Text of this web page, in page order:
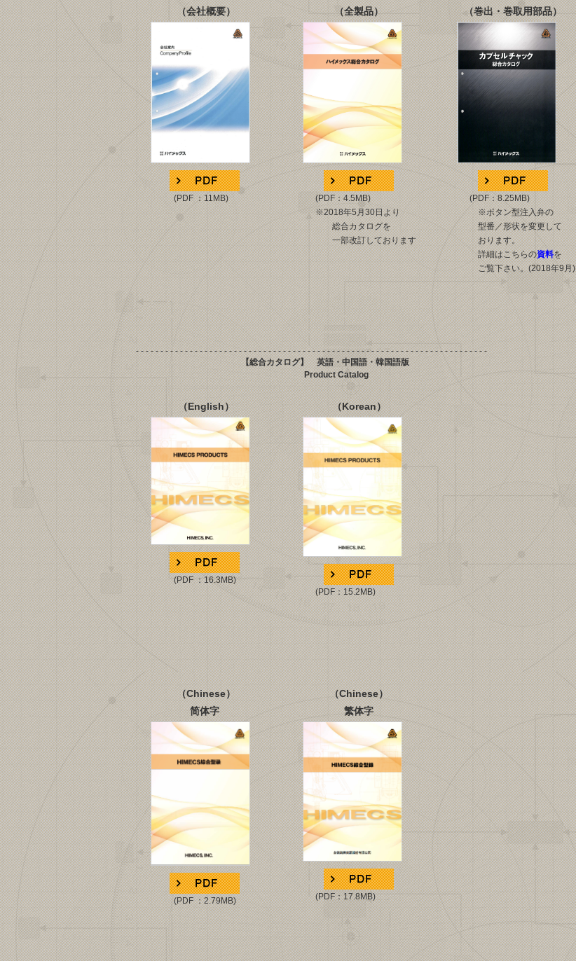
（会社概要）
(PDF ：11MB)
（全製品）
(PDF：4.5MB)
※2018年5月30日より
総合カタログを
一部改訂しております
（巻出・巻取用部品）
(PDF：8.25MB)
※ボタン型注入弁の
型番／形状を変更して
おります。
詳細はこちらの資料を
ご覧下さい。(2018年9月)
- - - - - -- - - - - -- - - - - -- - - - - -- - - - - -- - - - - -- - - - - -- - - - - -- - - - - -- - - - - -- - - - - - -- - - - -
【総合カタログ】 英語・中国語・韓国語版
Product Catalog
（English）
(PDF ：16.3MB)
（Korean）
(PDF：15.2MB)
（Chinese）
简体字
(PDF ：2.79MB)
（Chinese）
繁体字
(PDF：17.8MB)